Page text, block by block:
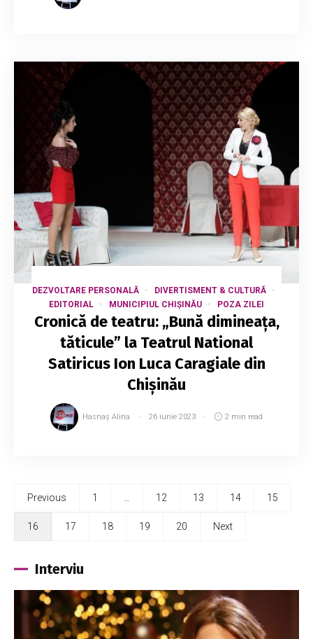
DEZVOLTARE PERSONALĂ
DIVERTISMENT & CULTURĂ
EDITORIAL
MUNICIPIUL CHIȘINĂU POZA ZILEI
Cronică de teatru: „Bună dimineața,
tăticule” la Teatrul National
Satiricus Ion Luca Caragiale din
Chișinău
Hasnaș Alina 26 iunie 2023 2 min read
Previous 1 12 13 14 15
16 17 18 19 20 Next
Interviu